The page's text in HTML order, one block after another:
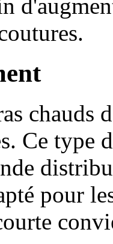
chauds
Ce type
pour